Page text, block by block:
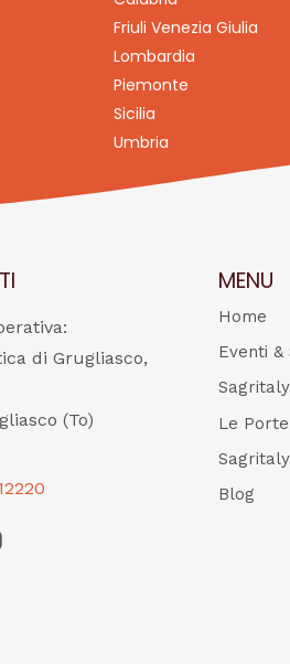
Friuli Venezia Giulia
Lombardia
Piemonte
Sicilia
Umbria
di Grugliasco,
(To)
MENU
Home
Eventi &
Le
Blog